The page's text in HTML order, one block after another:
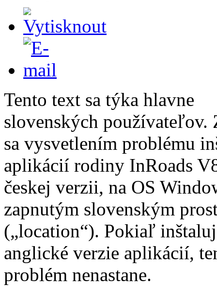
Tento text sa týka hlavne
slovenských používateľov.
sa vysvetlením problému
aplikácií rodiny InRoads
českej verzii, na OS
zapnutým slovenským
(„location“). Pokiaľ
anglické verzie aplikácií,
problém nenastane.